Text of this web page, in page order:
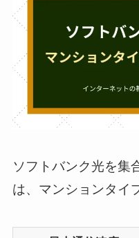
ソフトバンク光を集
は、マンションタイ